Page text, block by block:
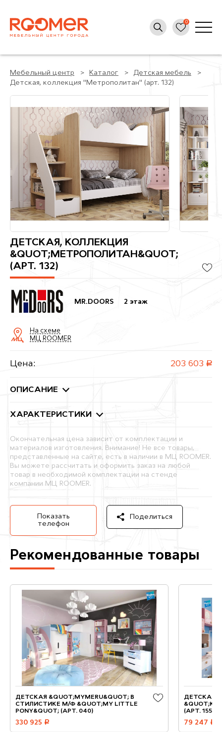
Мебельный центр Каталог
Детская мебель
Детская, коллекция "Метрополитан" (арт. 132)
ДЕТСКАЯ, КОЛЛЕКЦИЯ
&QUOT;МЕТРОПОЛИТАН&QUOT;
(АРТ. 132)
MR.DOORS 2 этаж
На схеме
МЦ ROOMER
Цена: 203 603 руб.
ОПИСАНИЕ
ХАРАКТЕРИСТИКИ
Окончательная цена зависит от комплектации и
материалов изготовления. Внимание! Не все товары,
представленные на сайте, есть в наличии в МЦ ROOMER.
Вы можете рассчитать и оформить заказ на любой
товар в необходимой комплектации на стенде
компании МЦ ROOMER.
Показать
телефон
Поделиться
Рекомендованные товары
ДЕТСКАЯ &QUOT;MYMERU&QUOT; В
СТИЛИСТИКЕ М/Ф &QUOT;MY LITTLE
PONY&QUOT; (АРТ. 040)
330 925 руб.
ДЕТСКАЯ,
(АРТ. 155)
79 247 руб.